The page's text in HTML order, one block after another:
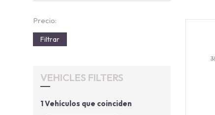
Precio:
Filtrar
VEHICLES FILTERS
1Vehículos que coinciden